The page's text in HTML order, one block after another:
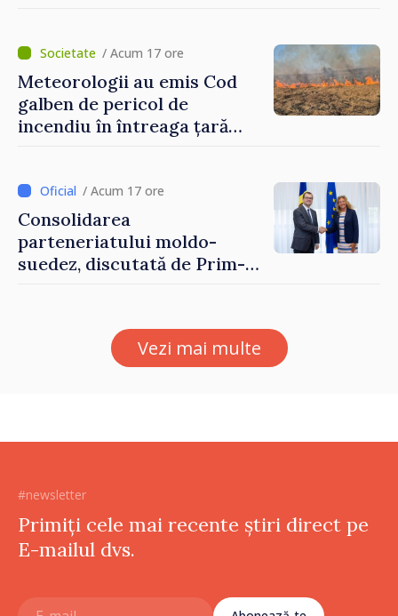
/ Acum 17 ore
Meteorologii au emis Cod
galben de pericol de
incendiu în întreaga țară
/ Acum 17 ore
Consolidarea
parteneriatului moldo-
suedez, discutată de Prim-
Petra Lärke
Vezi mai multe
#newsletter
Primiți cele mai recente știri direct pe
E-mailul dvs.